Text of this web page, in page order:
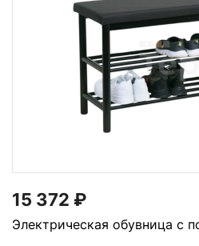
15 372 ₽
Электрическая обувница с